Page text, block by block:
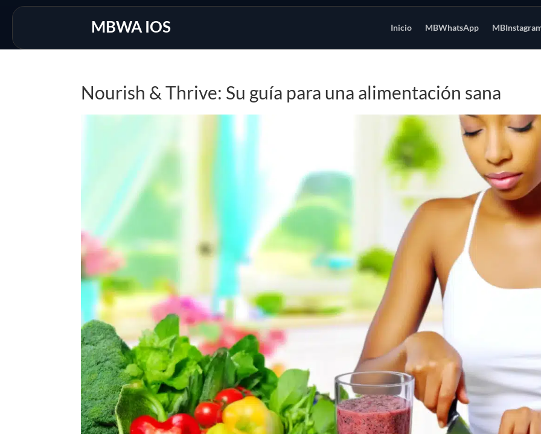
MBWA IOS Inicio MBWhatsApp
Nourish & Thrive: Su guía para una alimentación sana